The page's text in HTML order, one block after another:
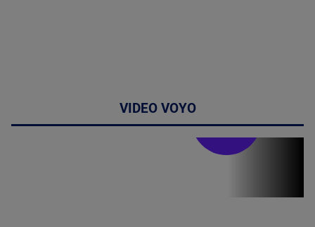
VIDEO VOYO